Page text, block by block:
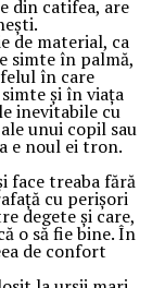
din catifea, are
de material, ca
simte în palmă,
în care
și în viața
inevitabile cu
unui copil sau
e noul ei tron.
face treaba fără
cu perișori
degete și care,
o să fie bine. În
de confort